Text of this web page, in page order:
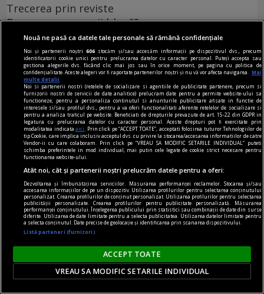
Trecerea prin reviste
De ce n-au oamenii blană?
Aceasta e întrebarea articolului principal, „The
Naked Truth“, din revista Scientific American,
numărul din februarie. Interogaţia, aparent
jucăuşă, este una dintre preocupările constante
ale oamenilor de ştiinţă în ultimele decenii.
Trecerea prin reviste
Nouă ne pasă ca datele tale personale să rămână confidențiale
Noi și partenerii noștri606 stocăm și/sau accesăm informații pe dispozitivul dvs., precum
identificatorii cookie unici pentru prelucrarea datelor cu caracter personal. Puteți accepta sau
gestiona alegerile dvs. făcând clic mai jos sau în orice moment, pe pagina cu politica de
confidențialitate. Aceste alegeri vor fi raportate partenerilor noștri și nu vă vor afecta navigarea.
Mai
multe detalii
Noi si partenerii nostri (retelele de socializare si agentiile de publicitate partenere, precum si
furnizorii nostri de servicii de date analitice) prelucram date pentru a permite website-ului sa
functioneze, pentru a personaliza continutul si anunturile publicitare afisate in functie de
interesele si/sau profilul dvs., pentru a va oferi functionalitati aferente retelelor de socializare si
pentru a analiza traficul pe website. Beneficiati de drepturile prevazute de art. 15-22 din GDPR in
legatura cu prelucrarea datelor cu caracter personal. Aceste drepturi pot fi exercitate prin
modalitatea indicataaici
. Prin click pe “ACCEPT TOATE”, acceptati folosirea tuturor Tehnologiilor de
tip Cookie, care implica inclusiv acceptul dvs. cu privire la stocarea/accesarea informatiilor de catre
Vendor-ii cu care colaboram. Prin click pe “VREAU SA MODIFIC SETARILE INDIVIDUAL” puteti
schimba preferintele in mod individual, mai putin cele legate de cookie strict necesare pentru
functionarea website-ului.
Atât noi, cât și partenerii noștri prelucrăm datele pentru a oferi:
Dezvoltarea și îmbunătățirea serviciilor. Măsurarea performanței reclamelor. Stocarea și/sau
accesarea informațiilor de pe un dispozitiv. Utilizarea profilurilor pentru selectarea conținutului
personalizat. Crearea profilurilor de conținut personalizat. Utilizarea profilurilor pentru selectarea
publicității personalizate. Crearea profilurilor pentru publicitate personalizată. Măsurarea
performanței conținutului. Înțelegerea publicului prin statistici sau combinații de date din surse
diferite. Utilizarea de date limitate pentru a selecta publicitatea. Utilizarea datelor limitate pentru
a selecta conținutul. Date precise de geolocație și identificarea prin scanarea dispozitivului.
Listă parteneri (furnizori)
ACCEPT TOATE
VREAU SA MODIFIC SETARILE INDIVIDUAL